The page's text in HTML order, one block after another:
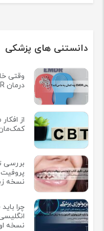
دانستنی های پزشکی
وقتی
درمان EMDR چه کمکی به ما می‌کند؟
بررسی
نسخه
چرا
نسخه